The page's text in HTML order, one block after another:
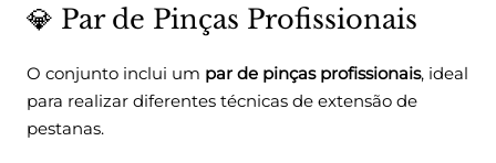
💎 Par de Pinças Profissionais
O conjunto inclui um par de pinças profissionais, ideal
para realizar diferentes técnicas de extensão de
pestanas.